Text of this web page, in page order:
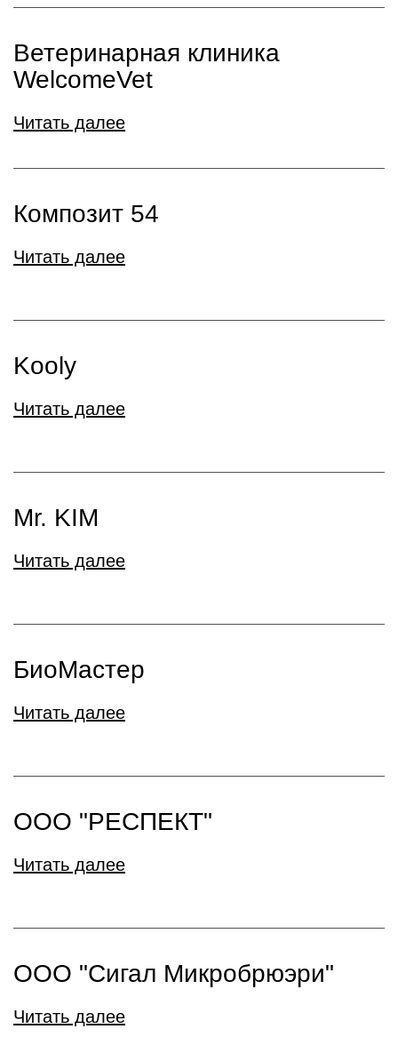
Ветеринарная клиника
WelcomeVet
Читать далее
Композит 54
Читать далее
Kooly
Читать далее
Mr. KIM
Читать далее
БиоМастер
Читать далее
ООО "РЕСПЕКТ"
Читать далее
ООО "Сигал Микробрюэри"
Читать далее